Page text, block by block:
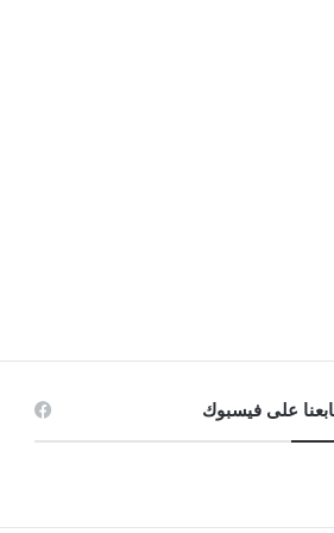
على فيسبوك